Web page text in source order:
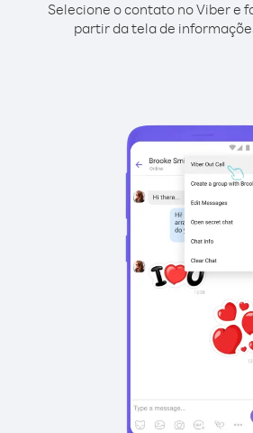
Selecione o contato no Viber e
partir da tela de